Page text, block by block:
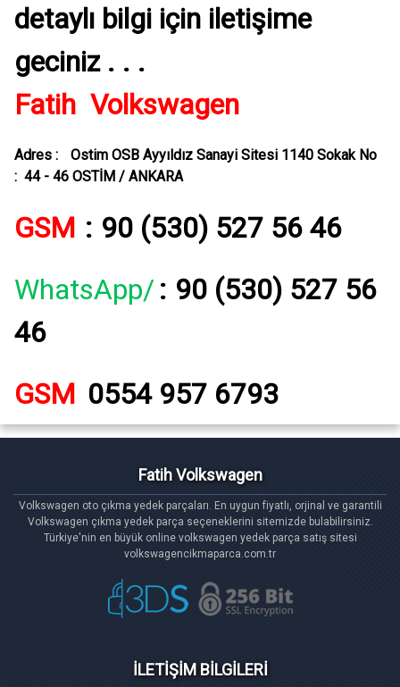
detaylı bilgi için iletişime
geciniz . . .
Fatih Volkswagen
Adres :
Ostim OSB Ayyıldız Sanayi Sitesi 1140 Sokak No
: 44 - 46 OSTİM / ANKARA
GSM : 90 (530) 527 56 46
WhatsApp/ : 90 (530) 527 56
46
GSM 0554 957 6793
Fatih Volkswagen
Volkswagen oto çıkma yedek parçaları. En uygun fiyatlı, orjinal ve garantili
Volkswagen çıkma yedek parça seçeneklerini sitemizde bulabilirsiniz.
Türkiye'nin en büyük online volkswagen yedek parça satış sitesi
volkswagencikmaparca.com.tr
İLETİŞİM BİLGİLERİ